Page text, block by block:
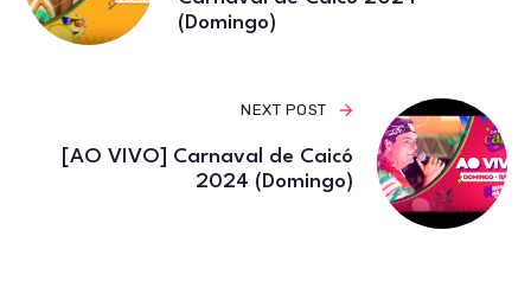
(Domingo)
NEXT POST
[AO VIVO] Carnaval de Caicó
2024 (Domingo)